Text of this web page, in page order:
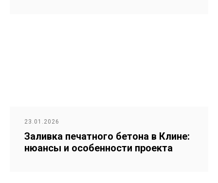
23.01.2026
Заливка печатного бетона в Клине:
нюансы и особенности проекта